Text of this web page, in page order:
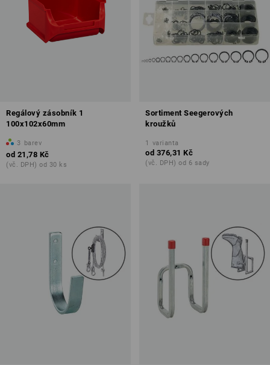
Regálový zásobník 1
100x102x60mm
3 barev
od 21,78 Kč
(vč. DPH) od 30 ks
Sortiment Seegerových
kroužků
1 varianta
od 376,31 Kč
(vč. DPH) od 6 sady